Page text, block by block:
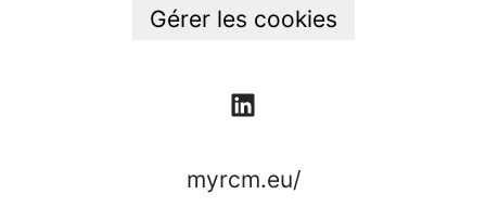
Gérer les cookies
myrcm.eu/